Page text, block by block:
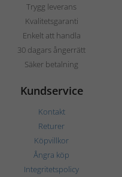
Trygg leverans
Kvalitetsgaranti
Enkelt att handla
30 dagars ångerrätt
Säker betalning
Kundservice
Kontakt
Returer
Köpvillkor
Ångra köp
Integritetspolicy